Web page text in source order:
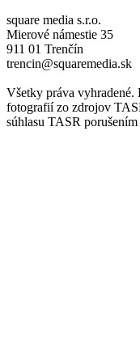
square media s.r.o.
Mierové námestie 35
911 01 Trenčín
trencin@squaremedia.sk
Všetky práva vyhradené.
fotografií zo zdrojov
súhlasu TASR